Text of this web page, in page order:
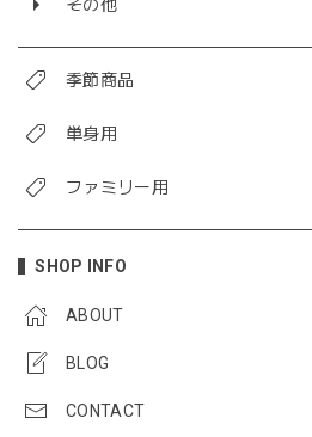
その他
季節商品
単身用
ファミリー用
SHOP INFO
ABOUT
BLOG
CONTACT